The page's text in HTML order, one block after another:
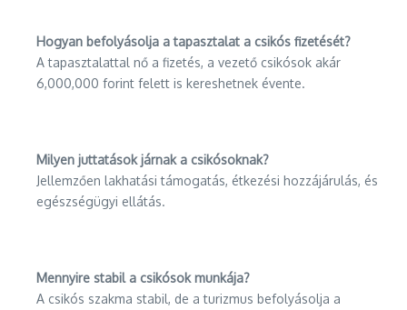
Hogyan befolyásolja a tapasztalat a csikós fizetését?
A tapasztalattal nő a fizetés, a vezető csikósok akár
6,000,000 forint felett is kereshetnek évente.
Milyen juttatások járnak a csikósoknak?
Jellemzően lakhatási támogatás, étkezési hozzájárulás, és
egészségügyi ellátás.
Mennyire stabil a csikósok munkája?
A csikós szakma stabil, de a turizmus befolyásolja a